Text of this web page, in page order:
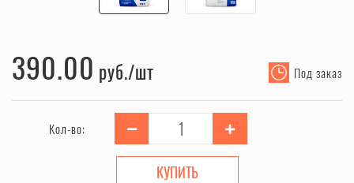
390.00 руб. Под заказ
Кол-во:
КУПИТЬ